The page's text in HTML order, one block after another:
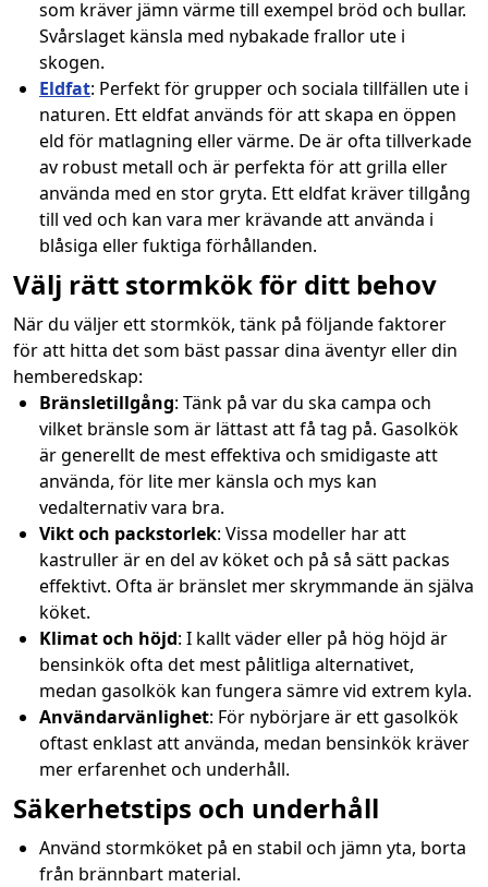
som kräver jämn värme till exempel bröd och bullar.
Svårslaget känsla med nybakade frallor ute i
skogen.
Eldfat: Perfekt för grupper och sociala tillfällen ute i
naturen. Ett eldfat används för att skapa en öppen
eld för matlagning eller värme. De är ofta tillverkade
av robust metall och är perfekta för att grilla eller
använda med en stor gryta. Ett eldfat kräver tillgång
till ved och kan vara mer krävande att använda i
blåsiga eller fuktiga förhållanden.
Välj rätt stormkök för ditt behov
När du väljer ett stormkök, tänk på följande faktorer
för att hitta det som bäst passar dina äventyr eller din
hemberedskap:
Bränsletillgång: Tänk på var du ska campa och
vilket bränsle som är lättast att få tag på. Gasolkök
är generellt de mest effektiva och smidigaste att
använda, för lite mer känsla och mys kan
vedalternativ vara bra.
Vikt och packstorlek: Vissa modeller har att
kastruller är en del av köket och på så sätt packas
effektivt. Ofta är bränslet mer skrymmande än själva
köket.
Klimat och höjd: I kallt väder eller på hög höjd är
bensinkök ofta det mest pålitliga alternativet,
medan gasolkök kan fungera sämre vid extrem kyla.
Användarvänlighet: För nybörjare är ett gasolkök
oftast enklast att använda, medan bensinkök kräver
mer erfarenhet och underhåll.
Säkerhetstips och underhåll
Använd stormköket på en stabil och jämn yta, borta
från brännbart material.